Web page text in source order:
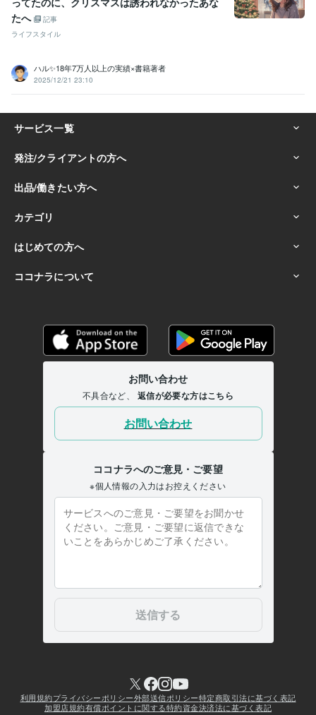
たへ
記事
ライフスタイル
ハル✨18年7万人以上の実績×書籍著者
2025/12/21 23:10